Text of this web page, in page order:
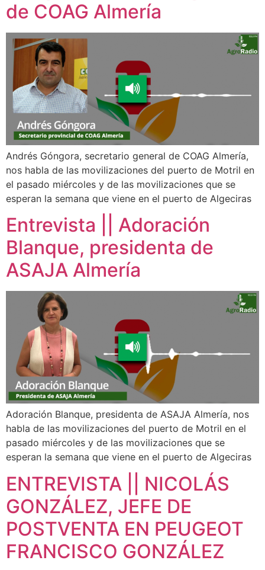
de COAG Almería
Andrés Góngora, secretario general de COAG Almería,
nos habla de las movilizaciones del puerto de Motril en
el pasado miércoles y de las movilizaciones que se
esperan la semana que viene en el puerto de Algeciras
Entrevista || Adoración
Blanque, presidenta de
ASAJA Almería
Adoración Blanque, presidenta de ASAJA Almería, nos
habla de las movilizaciones del puerto de Motril en el
pasado miércoles y de las movilizaciones que se
esperan la semana que viene en el puerto de Algeciras
ENTREVISTA || NICOLÁS
GONZÁLEZ, JEFE DE
POSTVENTA EN PEUGEOT
FRANCISCO GONZÁLEZ